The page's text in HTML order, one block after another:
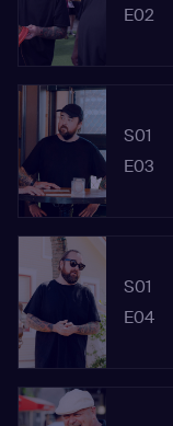
E02
S01
E03
S01
E04